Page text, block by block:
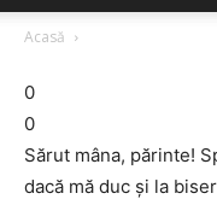
Acasă
0
0
Sărut mâna, părinte!
dacă mă duc şi la